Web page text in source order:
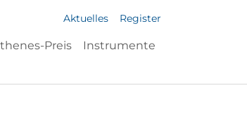
Aktuelles Register
Preis Instrumente